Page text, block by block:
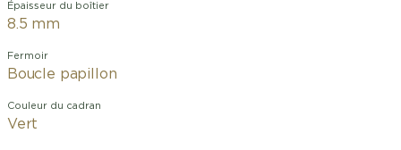
Épaisseur du boîtier
8.5 mm
Fermoir
Boucle papillon
Couleur du cadran
Vert